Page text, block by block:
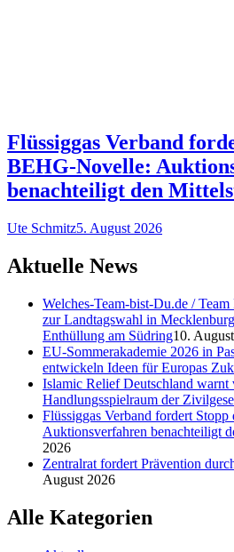
Flüssiggas Verband
BEHG-Novelle:
benachteiligt den
Ute Schmitz5. August 2026
Aktuelle News
Welches-Team-bist-Du.de /
zur Landtagswahl in
Enthüllung am Südring10.
EU-Sommerakademie 2026 in
entwickeln Ideen für Europas
Islamic Relief Deutschland warnt
Handlungsspielraum der
Flüssiggas Verband fordert
Auktionsverfahren benachteiligt
2026
Zentralrat fordert Prävention
August 2026
Alle Kategorien